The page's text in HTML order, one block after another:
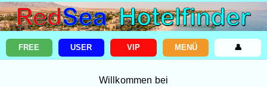
FREE USER VIP MENÜ 👤
Willkommen bei